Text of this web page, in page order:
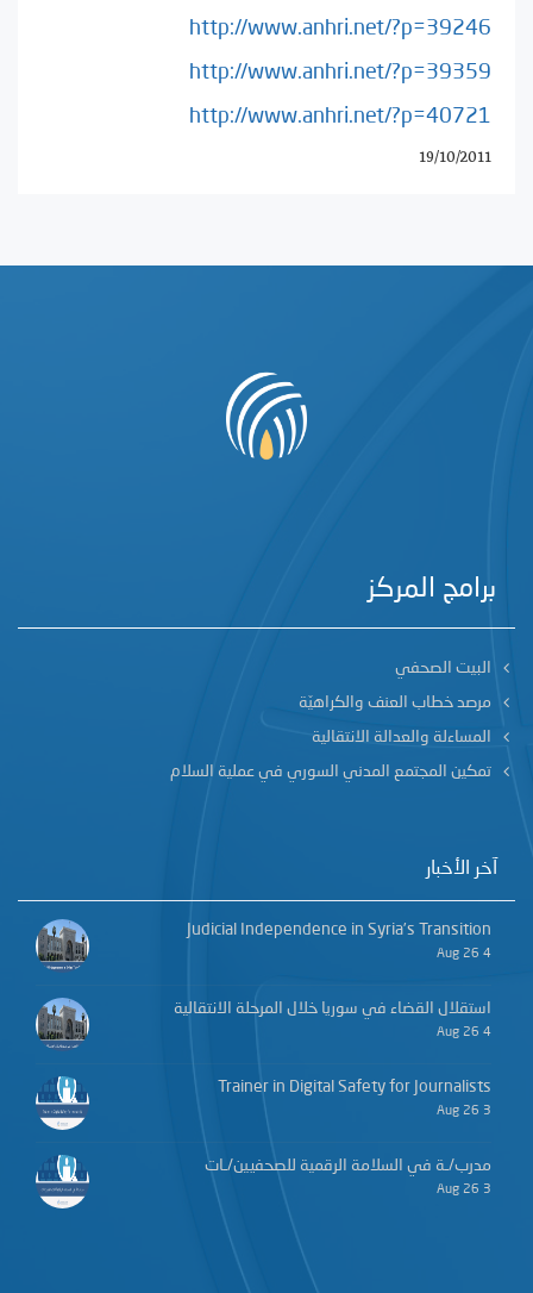
http://www.anhri.net/?p=39246
http://www.anhri.net/?p=39359
http://www.anhri.net/?p=40721
19/10/2011
برامج المركز
البيت الصحفي
مرصد خطاب العنف والكراهيّة
المساءلة والعدالة الانتقالية
تمكين المجتمع المدني السوري في عملية السلام
آخر الأخبار
Judicial Independence in Syria’s Transition
4 Aug 26
استقلال القضاء في سوريا خلال المرحلة الانتقالية
4 Aug 26
Trainer in Digital Safety for Journalists
3 Aug 26
مدرب/ـة في السلامة الرقمية للصحفيين/ـات
3 Aug 26